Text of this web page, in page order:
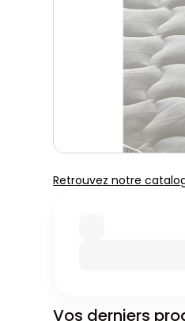
Retrouvez notre
Vos derniers